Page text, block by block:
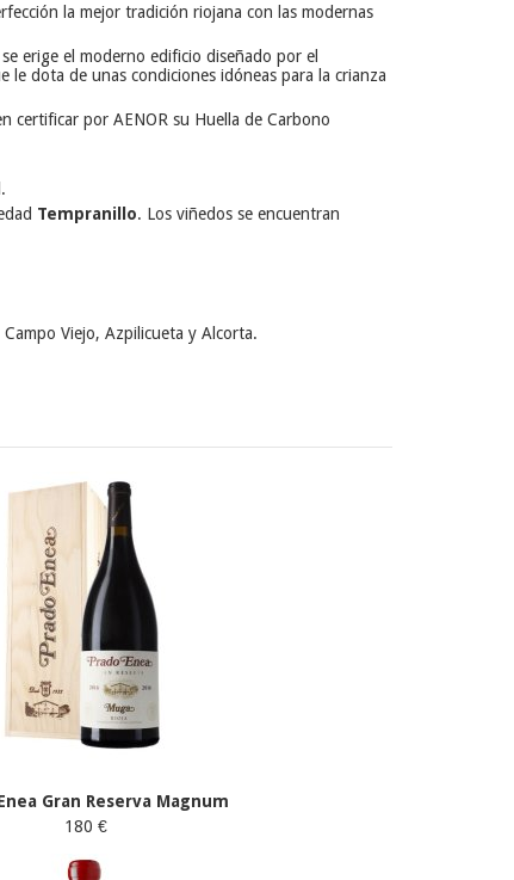
la mejor tradición riojana con las modernas
erige el moderno edificio diseñado por el
dota de unas condiciones idóneas para la crianza
certificar por AENOR su Huella de Carbono
Tempranillo. Los viñedos se encuentran
Viejo, Azpilicueta y Alcorta.
Gran Reserva Magnum
180 €